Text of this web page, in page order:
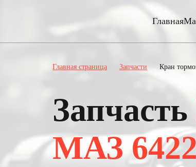
Главная
Главная страница Запчасти Кран
Запчасть
МАЗ